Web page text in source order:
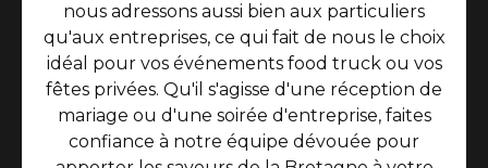
nous adressons aussi bien aux particuliers
qu'aux entreprises, ce qui fait de nous le choix
idéal pour vos événements food truck ou vos
fêtes privées. Qu'il s'agisse d'une réception de
mariage ou d'une soirée d'entreprise, faites
confiance à notre équipe dévouée pour